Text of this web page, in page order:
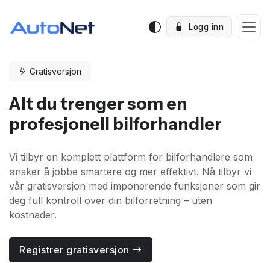
Logg inn
Gratisversjon
Alt du trenger som en
profesjonell bilforhandler
Vi tilbyr en komplett plattform for bilforhandlere som
ønsker å jobbe smartere og mer effektivt. Nå tilbyr vi
vår gratisversjon med imponerende funksjoner som gir
deg full kontroll over din bilforretning – uten
kostnader.
Registrer gratisversjon